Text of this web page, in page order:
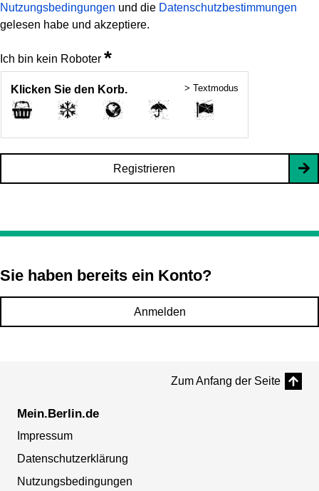
Nutzungsbedingungen und die Datenschutzbestimmungen
gelesen habe und akzeptiere.
Ich bin kein Roboter *
Klicken Sie den Korb. > Textmodus
Registrieren
Sie haben bereits ein Konto?
Anmelden
Zum Anfang der Seite
Mein.Berlin.de
Impressum
Datenschutzerklärung
Nutzungsbedingungen